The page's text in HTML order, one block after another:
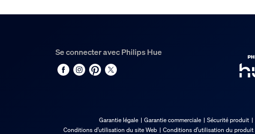
Se connecter avec Philips Hue
Garantie légale Garantie commerciale Sécurité produit
Conditions d’utilisation du site Web
Conditions d’utilisation du produit